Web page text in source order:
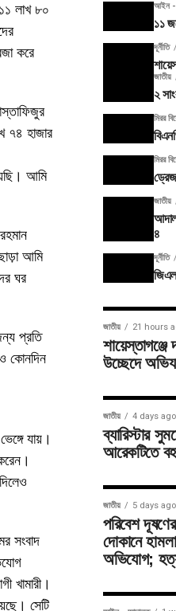
লাখ ৮০
করে
৭৪ হাজার
আমি
আমি
ঘর
প্রতি
কোনদিন
যায়।
সংবাদ
খামারী।
সেটি
আইন -
১১
দূর্নীতি
জাতীয়
২
মিরর
মিরর
জাতীয়
৪
দূর্নীতি
জাতীয় 21 hours
উচ্ছেদে
জাতীয় 4 days ago
ব্যারিস্টার
আরেকটিতে
জাতীয় 5 days ago
পরিবেশ
দোকানে
অভিযোগ;